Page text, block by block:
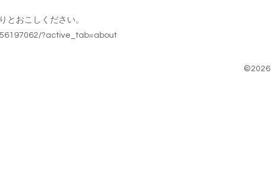
とおこしください。
?active_tab=about
©2026